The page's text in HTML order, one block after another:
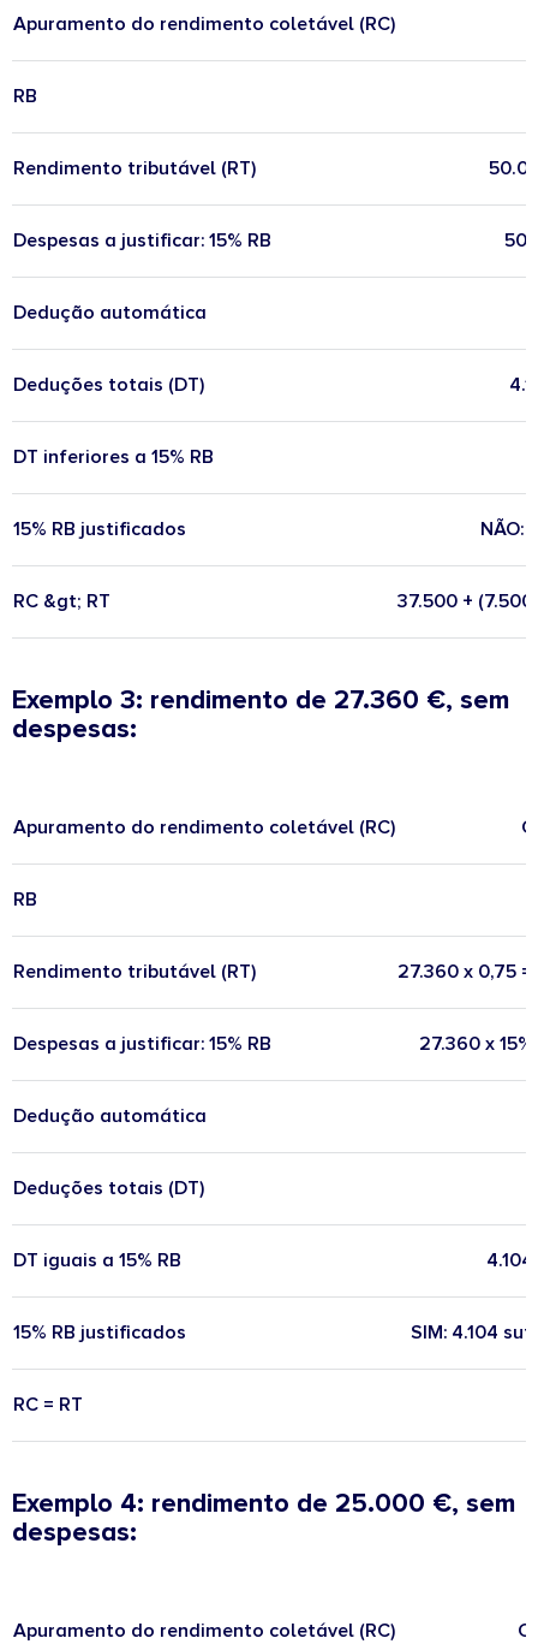
Apuramento do rendimento coletável (RC)
RB
Rendimento tributável (RT)
Despesas a justificar: 15% RB
Dedução automática
Deduções totais (DT)
DT inferiores a 15% RB
15% RB justificados NÃO:
RC &gt; RT 37.500 +
Exemplo 3: rendimento de 27.360 €, sem
despesas:
Apuramento do rendimento coletável (RC)
RB
Rendimento tributável (RT) 27.360 x 0,75
Despesas a justificar: 15% RB 27.360 x
Dedução automática
Deduções totais (DT)
DT iguais a 15% RB
15% RB justificados SIM: 4.104
RC = RT
Exemplo 4: rendimento de 25.000 €, sem
despesas:
Apuramento do rendimento coletável (RC)